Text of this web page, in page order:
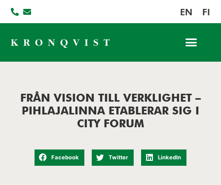
EN FI
FRÅN VISION TILL VERKLIGHET –
PIHLAJALINNA ETABLERAR SIG I
CITY FORUM
Facebook Twitter LinkedIn